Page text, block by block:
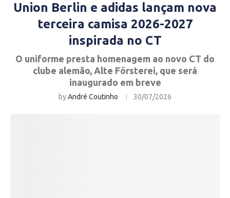
Union Berlin e adidas lançam nova
terceira camisa 2026-2027
inspirada no CT
O uniforme presta homenagem ao novo CT do
clube alemão, Alte Försterei, que será
inaugurado em breve
byAndré Coutinho 30/07/2026